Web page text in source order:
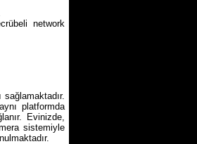
network
platformda
Evinizde,
sistemiyle